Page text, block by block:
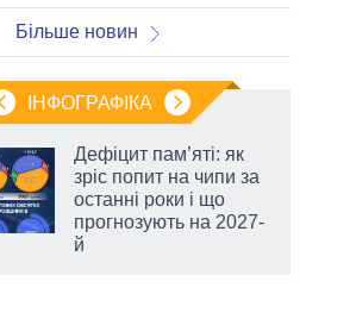
Більше новин
ІНФОГРАФІКА
Дефіцит пам’яті: як
зріс попит на чипи за
останні роки і що
прогнозують на 2027-
й